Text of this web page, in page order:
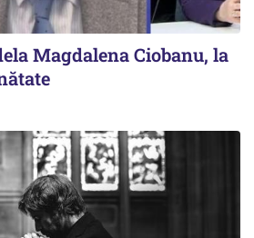
Magdalena Ciobanu, la